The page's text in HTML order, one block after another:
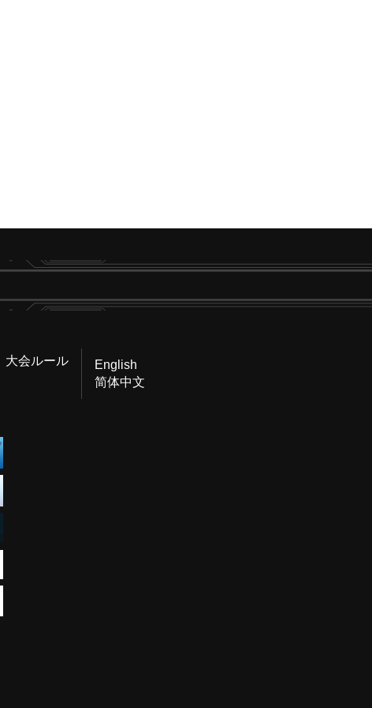
大会ルール
English
简体中文